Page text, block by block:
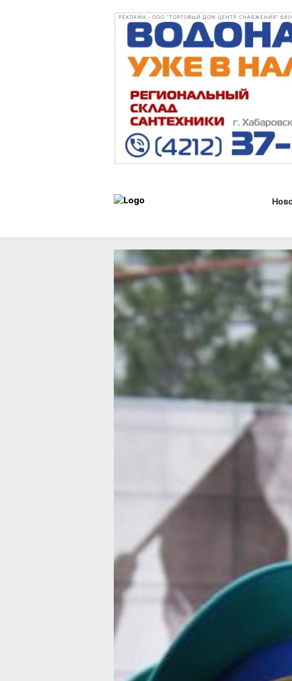
РЕКЛАМА • ООО "ТОРГОВЫЙ ДОМ ЦЕНТР СНАБЖЕНИЯ"
Статьи 01
Более восьми
отправили
в вооружённые
РФ
Также подписали указ о военных сборах
Из архива редакции
В Восточном военном округе в середине
состоялись церемонии приведения к
свыше 1500 военнослужащих осеннего
призыва, сообщили в пресс-службе ВВО.
Всего же военные комиссариаты
для прохождения службы более 8000
проживающих на территории
федерального округа. Как заверили в
перед отправкой в воинские части все
прошли медкомиссию. Их обеспечили
комплектом средств личной гигиены,
продовольственным пайком на путь
бутилированной водой и банковской
для получения денежного довольствия на
прохождения военной службы, а также
электронной картой.
Сообщается, что «большинство
проходить службу в воинских частях
Между тем, еще в конце декабря в
информации и массовых коммуникаций
сообщили, что очередной осенний
службу завершился. За время его